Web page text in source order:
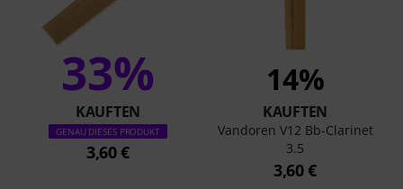
33%
KAUFTEN
GENAU DIESES PRODUKT
3,60 €
14%
KAUFTEN
Vandoren V12 Bb-Clarinet
3.5
3,60 €